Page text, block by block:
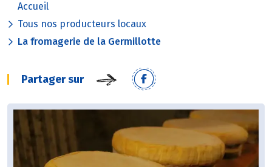
Accueil
Tous nos producteurs locaux
La fromagerie de la Germillotte
Partager sur